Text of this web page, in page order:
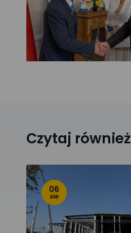
Czytaj również
06
sie